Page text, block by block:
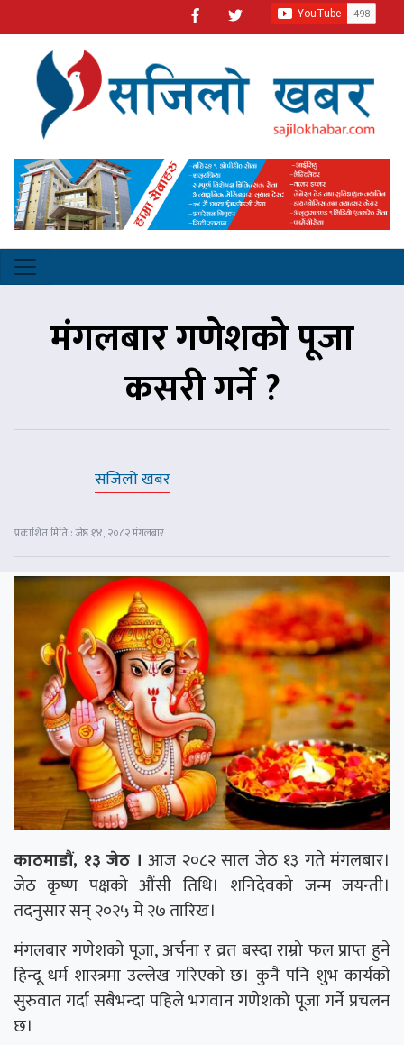
मंगलबार गणेशको पूजा
कसरी गर्ने ?
सजिलो खबर
प्रकाशित मिति : जेष्ठ १४, २०८२ मंगलबार
काठमाडौं, १३ जेठ । आज २०८२ साल जेठ १३ गते मंगलबार।
जेठ कृष्ण पक्षको औंसी तिथि। शनिदेवको जन्म जयन्ती।
तदनुसार सन् २०२५ मे २७ तारिख।
मंगलबार गणेशको पूजा, अर्चना र व्रत बस्दा राम्रो फल प्राप्त हुने
हिन्दू धर्म शास्त्रमा उल्लेख गरिएको छ। कुनै पनि शुभ कार्यको
सुरुवात गर्दा सबैभन्दा पहिले भगवान गणेशको पूजा गर्ने प्रचलन
छ।